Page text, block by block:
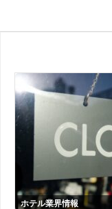
ホテル業界情報